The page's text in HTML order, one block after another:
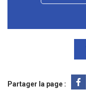
Partager la page :